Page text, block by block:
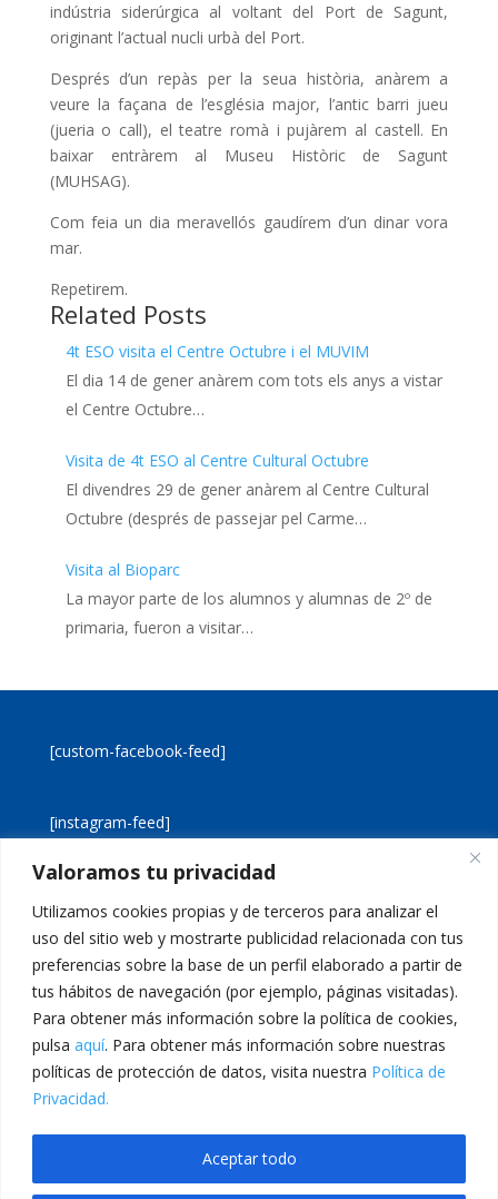
Valoramos tu privacidad
Utilizamos cookies propias y de terceros para analizar el
uso del sitio web y mostrarte publicidad relacionada con tus
preferencias sobre la base de un perfil elaborado a partir de
tus hábitos de navegación (por ejemplo, páginas visitadas).
Para obtener más información sobre la política de cookies,
pulsa aquí. Para obtener más información sobre nuestras
políticas de protección de datos, visita nuestra Política de
Privacidad.
Aceptar todo
indústria siderúrgica al voltant del Port de Sagunt,
originant l’actual nucli urbà del Port.
Després d’un repàs per la seua història, anàrem a
veure la façana de l’església major, l’antic barri jueu
(jueria o call), el teatre romà i pujàrem al castell. En
baixar entràrem al Museu Històric de Sagunt
(MUHSAG).
Com feia un dia meravellós gaudírem d’un dinar vora
mar.
Repetirem.
Related Posts
4t ESO visita el Centre Octubre i el MUVIM
El dia 14 de gener anàrem com tots els anys a vistar
el Centre Octubre…
Visita de 4t ESO al Centre Cultural Octubre
El divendres 29 de gener anàrem al Centre Cultural
Octubre (després de passejar pel Carme…
Visita al Bioparc
La mayor parte de los alumnos y alumnas de 2º de
primaria, fueron a visitar…
[custom-facebook-feed]
[instagram-feed]
Aviso legal
Política de cookies
Calle San Martín, 56 · 46980 · Paterna · Valencia Telf: